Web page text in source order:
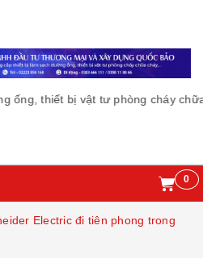
thiết bị vật tư phòng cháy chữa
0
Electric đi tiên phong trong